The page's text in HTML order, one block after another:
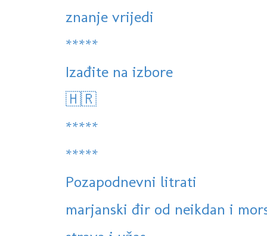
znanje vrijedi
*****
Izađite na izbore
🇭🇷
*****
*****
Pozapodnevni litrati
marjanski đir od neikdan i